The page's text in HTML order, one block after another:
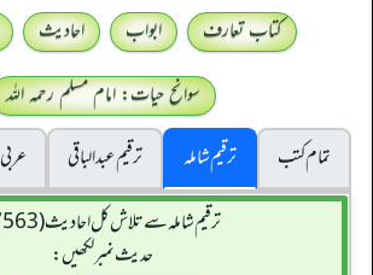
کتاب تعارف ابواب احادیث
سوانح حیات: امام مسلم رحمہ اللہ
تمام کتب
ترقیم شاملہ ترقيم عبدالباقی عربی
ترقیم شاملہ سے تلاش کل احادیث (7563)
حدیث نمبر لکھیں: